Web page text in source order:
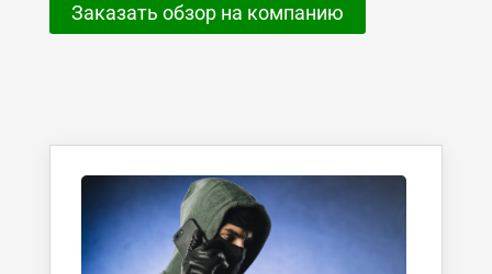
Заказать обзор на компанию